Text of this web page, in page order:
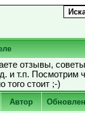
отзывы,
и т.п. Посмотрим
того стоит ;-)
Автор